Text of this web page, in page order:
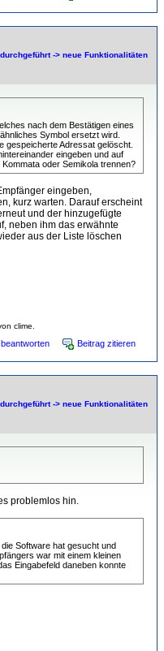
-> neue Funktionalitäten
nach dem Bestätigen eines
Symbol ersetzt wird.
gespeicherte Adressat gelöscht.
eingeben und auf
oder Semikola trennen?
eingeben,
kurz warten. Darauf erscheint
und der hinzugefügte
neben ihm das erwähnte
aus der Liste löschen
clime.
Beitrag zitieren
-> neue Funktionalitäten
problemlos hin.
Software hat gesucht und
war mit einem kleinen
Eingabefeld daneben konnte